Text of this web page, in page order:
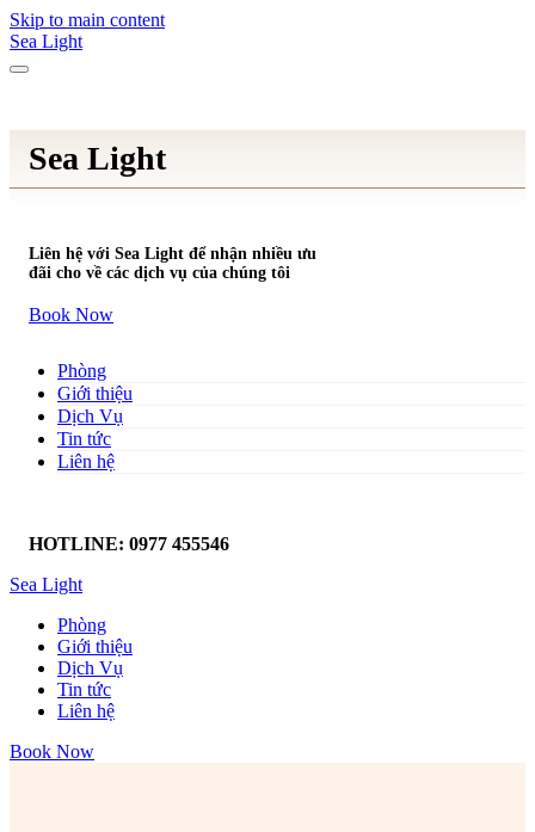
Skip to main content
Sea Light
Sea Light
Liên hệ với Sea Light để nhận nhiều ưu
đãi cho về các dịch vụ của chúng tôi
Book Now
Phòng
Giới thiệu
Dịch Vụ
Tin tức
Liên hệ
HOTLINE: 0977 455546
Sea Light
Phòng
Giới thiệu
Dịch Vụ
Tin tức
Liên hệ
Book Now